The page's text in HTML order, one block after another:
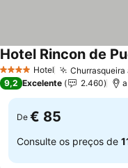
4 EstrelasHotel Churrasqueira
Ver preços
9,2 Excelente 2.460
De € 85
Consulte os preços de